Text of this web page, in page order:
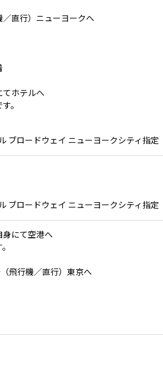
直行）ニューヨークへ
てホテルへ
。
ブロードウェイ ニューヨークシティ指定
ブロードウェイ ニューヨークシティ指定
身にて空港へ
飛行機／直行）東京へ